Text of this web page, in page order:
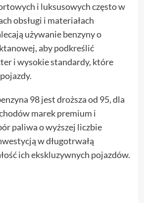
i luksusowych często w
obsługi i materiałach
używanie benzyny o
aby podkreślić
i wysokie standardy, które
98 jest droższa od 95, dla
marek premium i
paliwa o wyższej liczbie
w długotrwałą
ich ekskluzywnych pojazdów.